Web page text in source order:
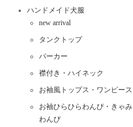
ハンドメイド犬服
new arrival
タンクトップ
パーカー
襟付き・ハイネック
お袖風トップス・ワンピース
お袖ひらひらわんぴ・きゃみ
わんぴ